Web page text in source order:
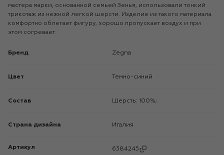
мастера марки, основанной семьей Зенья, использовали тонкий
трикотаж из нежной легкой шерсти. Изделие из такого материала
комфортно облегает фигуру, хорошо пропускает воздух и при
этом согревает.
Бренд Zegna
Цвет Темно-синий
Состав Шерсть: 100%;
Страна дизайна Италия
Артикул 6384245